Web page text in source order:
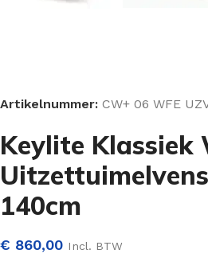
Artikelnummer: CW+ 06 WFE
Keylite Klassiek
140cm
€ 860,00 Incl. BTW